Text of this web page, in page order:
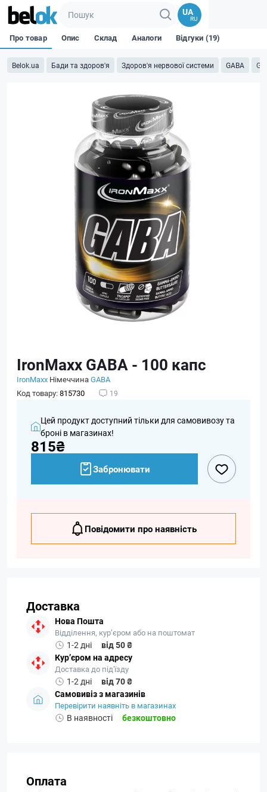
UA
RU
Belok.ua Бади та здоров'я Здоров'я нервової системи GABA
Про товар Опис Склад Аналоги Відгуки (19)
IronMaxx GABA - 100 капс
IronMaxx НімеччинаGABA
Код товару:815730 19
Цей продукт доступний тільки для самовивозу та
броні в магазинах!
815₴
Забронювати
Повідомити про наявність
Доставка
Нова Пошта
Відділення, кур’єром або на поштомат
1-2 дні
від 50 ₴
Кур’єром на адресу
Доставка до під'їзду
1-2 дні
від 70 ₴
Самовивіз з магазинів
Перевірити наявніть в магазинах
В наявності безкоштовно
Оплата